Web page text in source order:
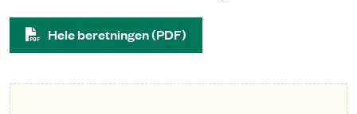
Hele beretningen (PDF)